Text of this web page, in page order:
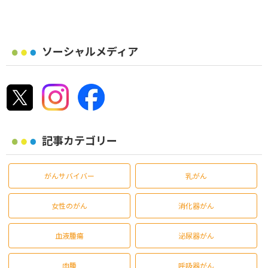
ソーシャルメディア
記事カテゴリー
がんサバイバー 乳がん
女性のがん 消化器がん
血液腫瘍 泌尿器がん
肉腫 呼吸器がん